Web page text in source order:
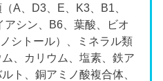
（A、D3、E、K3、B1、
シン、B6、葉酸、ビオ
シトール）、ミネラル類
ム、カリウム、塩素、鉄ア
ト、銅アミノ酸複合体、